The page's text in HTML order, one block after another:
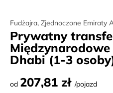
Fudżajra, Zjednoczone Emiraty
Prywatny
Dhabi (1-3
od 207,81 zł /pojazd